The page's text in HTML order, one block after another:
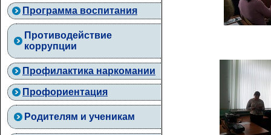
Программа воспитания
Противодействие
коррупции
Профилактика наркомании
Профориентация
Родителям и ученикам